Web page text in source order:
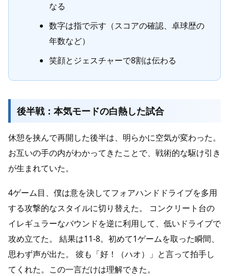
なる
数字は指で示す（スコアの確認、卓球歴の
年数など）
笑顔とジェスチャーで8割は伝わる
後半戦：本気モードの白熱した試合
休憩を挟んで再開した後半は、明らかに空気が変わった。
お互いの手の内がわかってきたことで、戦術的な駆け引き
が生まれていた。
4ゲーム目、僕は意を決してフォアハンドドライブを多用
する攻撃的なスタイルに切り替えた。 コンクリート台の
イレギュラーなバウンドを逆に利用して、低いドライブで
攻め立てた。 結果は11-8。初めて1ゲームを取った瞬間、
思わず声が出た。 彼も「好！（ハオ）」と言って拍手し
てくれた。この一言だけは理解できた。